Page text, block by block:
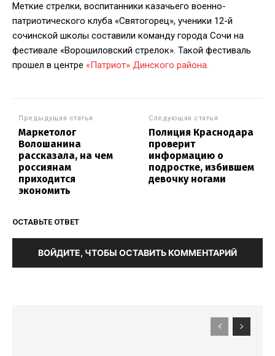
Меткие стрелки, воспитанники казачьего военно-
патриотического клуба «Святогорец», ученики 12-й
сочинской школы составили команду города Сочи на
фестивале «Ворошиловский стрелок». Такой фестиваль
прошел в центре «Патриот» Динского района.
Предыдущая статья
Маркетолог
Волошанина
рассказала, на чем
россиянам
приходится
экономить
Следующая статья
Полиция Краснодара
проверит
информацию о
подростке, избившем
девочку ногами
ОСТАВЬТЕ ОТВЕТ
ВОЙДИТЕ, ЧТОБЫ ОСТАВИТЬ КОММЕНТАРИЙ